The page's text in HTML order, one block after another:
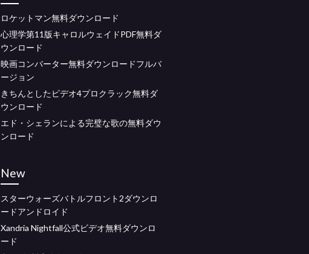
ロケットマン無料ダウンロード
心理学第11版キャロルウェイドPDF無料ダ
ウンロード
映画コンバーター無料ダウンロードフルバ
ージョン
きちんとしたビデオ4プロクラック無料ダ
ウンロード
エド・シェランによる完璧な歌の無料ダウ
ンロード
New
スターウォーズバトルフロント2ダウンロ
ードアンドロイド
Xandria Nightfall公式ビデオ無料ダウンロ
ード